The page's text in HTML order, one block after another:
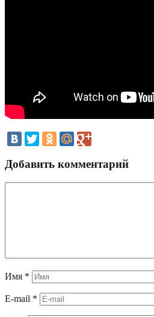
Добавить комментарий
Имя *
E-mail *